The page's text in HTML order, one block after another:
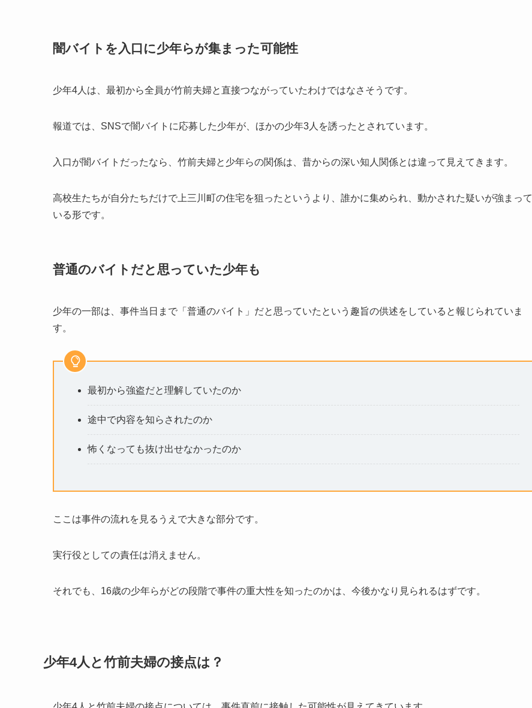
闇バイトを入口に少年らが集まった可能性
少年4人は、最初から全員が竹前夫婦と直接つながっていたわけではなさそうです。
報道では、SNSで闇バイトに応募した少年が、ほかの少年3人を誘ったとされています。
入口が闇バイトだったなら、竹前夫婦と少年らの関係は、昔からの深い知人関係とは違って見えてきます。
高校生たちが自分たちだけで上三川町の住宅を狙ったというより、誰かに集められ、動かされた疑いが強まって
いる形です。
普通のバイトだと思っていた少年も
少年の一部は、事件当日まで「普通のバイト」だと思っていたという趣旨の供述をしていると報じられていま
す。
最初から強盗だと理解していたのか
途中で内容を知らされたのか
怖くなっても抜け出せなかったのか
ここは事件の流れを見るうえで大きな部分です。
実行役としての責任は消えません。
それでも、16歳の少年らがどの段階で事件の重大性を知ったのかは、今後かなり見られるはずです。
少年4人と竹前夫婦の接点は？